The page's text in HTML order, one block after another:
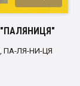
ПА-ЛЯ-НИ-ЦЯ